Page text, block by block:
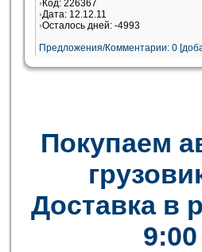
Код: 226367
Дата: 12.12.11
Осталось дней: -4993
Предложения/Комментарии: 0
Покупаем
Доставка в